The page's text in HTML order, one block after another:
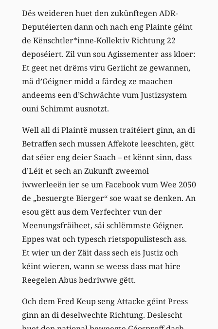
Dës weideren huet den zukünftegen ADR-
Deputéierten dann och nach eng Plainte géint
de Kënschtler*inne-Kollektiv Richtung 22
deposéiert. Zil vun sou Agissementer ass kloer:
Et geet net drëms viru Geriicht ze gewannen,
mä d’Géigner midd a färdeg ze maachen
andeems een d’Schwächte vum Justizsystem
ouni Schimmt ausnotzt.
Well all di Plaintë mussen traitéiert ginn, an di
Betraffen sech mussen Affekote leeschten, gëtt
dat séier eng deier Saach – et kënnt sinn, dass
d’Léit et sech an Zukunft zweemol
iwwerleeën ier se um Facebook vum Wee 2050
de „besuergte Bierger“ soe waat se denken. An
esou gëtt aus dem Verfechter vun der
Meenungsfräiheet, säi schlëmmste Géigner.
Eppes wat och typesch rietspopulistesch ass.
Et wier un der Zäit dass sech eis Justiz och
kéint wieren, wann se weess dass mat hire
Reegelen Abus bedriwwe gëtt.
Och dem Fred Keup seng Attacke géint Press
ginn an di deselwechte Richtung. Deslescht